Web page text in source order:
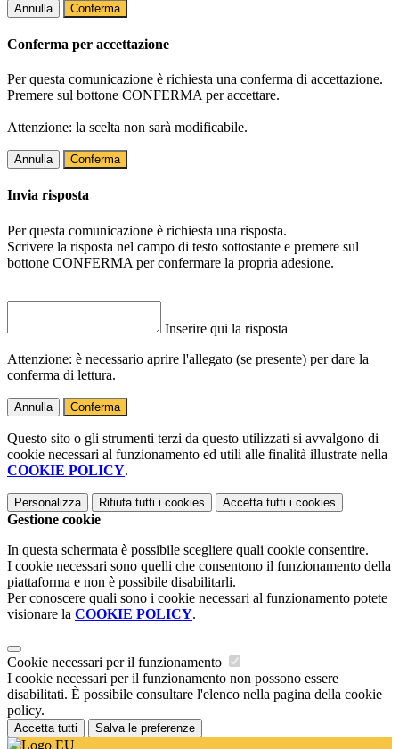
Annulla Conferma
Conferma per accettazione
Per questa comunicazione è richiesta una conferma di accettazione.
Premere sul bottone CONFERMA per accettare.
Attenzione: la scelta non sarà modificabile.
Annulla Conferma
Invia risposta
Per questa comunicazione è richiesta una risposta.
Scrivere la risposta nel campo di testo sottostante e premere sul
bottone CONFERMA per confermare la propria adesione.
Inserire qui la risposta
Attenzione: è necessario aprire l'allegato (se presente) per dare la
conferma di lettura.
Annulla Conferma
Questo sito o gli strumenti terzi da questo utilizzati si avvalgono di
cookie necessari al funzionamento ed utili alle finalità illustrate nella
COOKIE POLICY.
Personalizza Rifiuta tutti i cookies Accetta tutti i cookies
Gestione cookie
In questa schermata è possibile scegliere quali cookie consentire.
I cookie necessari sono quelli che consentono il funzionamento della
piattaforma e non è possibile disabilitarli.
Per conoscere quali sono i cookie necessari al funzionamento potete
visionare la COOKIE POLICY.
Cookie necessari per il funzionamento
I cookie necessari per il funzionamento non possono essere
disabilitati. È possibile consultare l'elenco nella pagina della cookie
policy.
Accetta tutti Salva le preferenze